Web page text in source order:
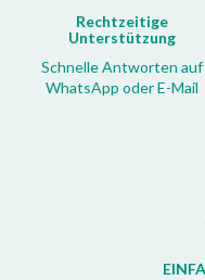
Rechtzeitige
Unterstützung
Schnelle Antworten auf
WhatsApp oder E-Mail